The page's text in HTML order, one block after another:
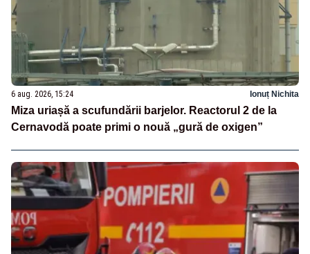
6 aug. 2026, 15:24 Ionuț Nichita
Miza uriașă a scufundării barjelor. Reactorul 2 de la
Cernavodă poate primi o nouă „gură de oxigen”